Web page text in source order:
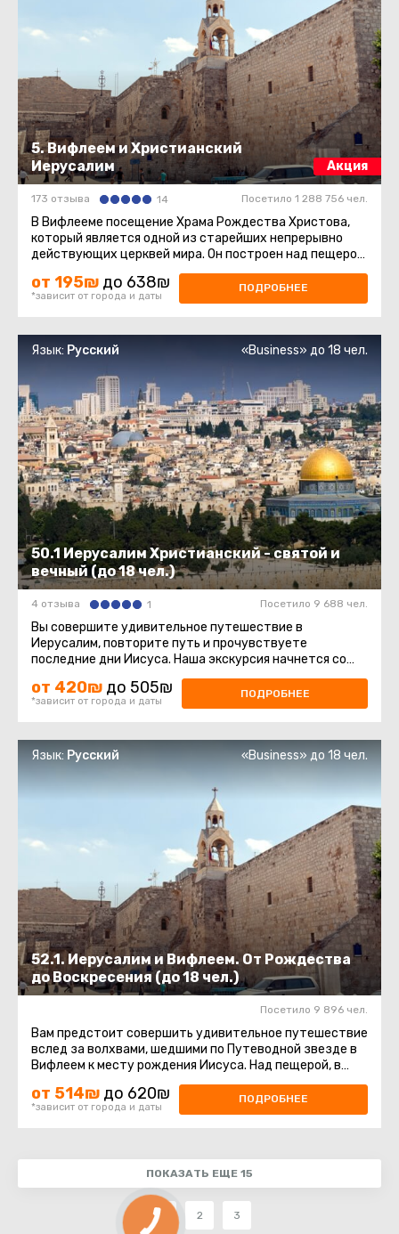
5. Вифлеем и Христианский
Иерусалим
Акция
173 отзыва 14 Посетило 1 288 756 чел.
В Вифлееме посещение Храма Рождества Христова,
который является одной из старейших непрерывно
действующих церквей мира. Он построен над пещерой,
от 195₪ до 638₪
*зависит от города и даты
ПОДРОБНЕЕ
50.1 Иерусалим Христианский - святой и
вечный (до 18 чел.)
Язык: Русский «Business» до 18 чел.
4 отзыва 1 Посетило 9 688 чел.
Вы совершите удивительное путешествие в
Иерусалим, повторите путь и прочувствуете
последние дни Иисуса. Наша экскурсия начнется со
смотровой площадки Маслиничной ...
от 420₪ до 505₪
*зависит от города и даты
ПОДРОБНЕЕ
52.1. Иерусалим и Вифлеем. От Рождества
до Воскресения (до 18 чел.)
Язык: Русский «Business» до 18 чел.
Посетило 9 896 чел.
Вам предстоит совершить удивительное путешествие
вслед за волхвами, шедшими по Путеводной звезде в
Вифлеем к месту рождения Иисуса. Над пещерой, в
от 514₪ до 620₪
*зависит от города и даты
ПОДРОБНЕЕ
ПОКАЗАТЬ ЕЩЕ 15
1 2 3